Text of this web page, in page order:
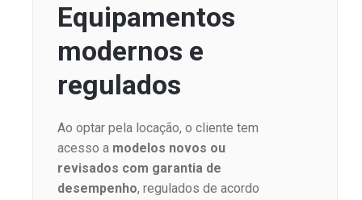
Equipamentos
modernos e
regulados
Ao optar pela locação, o cliente tem
acesso a modelos novos ou
revisados com garantia de
desempenho, regulados de acordo